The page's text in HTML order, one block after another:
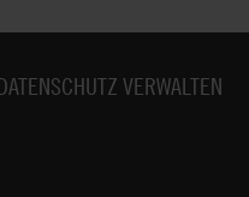
VERWALTEN